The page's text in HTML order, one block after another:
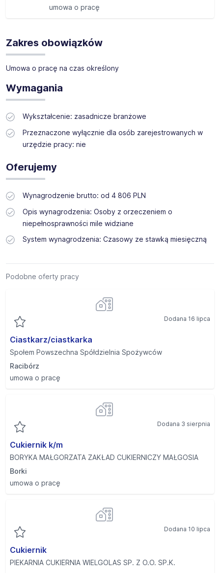
umowa o pracę
Zakres obowiązków
Umowa o pracę na czas określony
Wymagania
Wykształcenie: zasadnicze branżowe
Przeznaczone wyłącznie dla osób zarejestrowanych w
urzędzie pracy: nie
Oferujemy
Wynagrodzenie brutto: od 4 806 PLN
Opis wynagrodzenia: Osoby z orzeczeniem o
niepełnosprawności mile widziane
System wynagrodzenia: Czasowy ze stawką miesięczną
Podobne oferty pracy
Ciastkarz/ciastkarka
Społem Powszechna Spółdzielnia Spożywców
Racibórz
umowa o pracę
Dodana 16 lipca
Cukiernik k/m
BORYKA MAŁGORZATA ZAKŁAD CUKIERNICZY MAŁGOSIA
Borki
umowa o pracę
Dodana 3 sierpnia
Cukiernik
PIEKARNIA CUKIERNIA WIELGOLAS SP. Z O.O. SP.K.
Dodana 10 lipca